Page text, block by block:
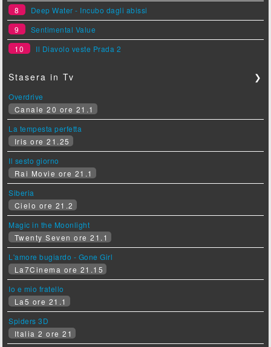
8
Deep Water - Incubo dagli abissi
9
Sentimental Value
10
Il Diavolo veste Prada 2
Stasera in Tv ❯
Overdrive
Canale 20 ore 21.1
La tempesta perfetta
Iris ore 21.25
Il sesto giorno
Rai Movie ore 21.1
Siberia
Cielo ore 21.2
Magic in the Moonlight
Twenty Seven ore 21.1
L'amore bugiardo - Gone Girl
La7Cinema ore 21.15
Io e mio fratello
La5 ore 21.1
Spiders 3D
Italia 2 ore 21